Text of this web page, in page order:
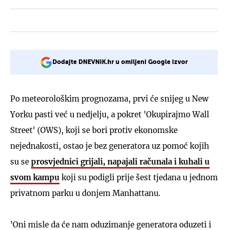
Dodajte DNEVNIK.hr u omiljeni Google izvor
Po meteorološkim prognozama, prvi će snijeg u New
Yorku pasti već u nedjelju, a pokret 'Okupirajmo Wall
Street' (OWS), koji se bori protiv ekonomske
nejednakosti, ostao je bez generatora uz pomoć kojih
su se prosvjednici grijali, napajali računala i kuhali u
svom kampu koji su podigli prije šest tjedana u jednom
privatnom parku u donjem Manhattanu.
'Oni misle da će nam oduzimanje generatora oduzeti i